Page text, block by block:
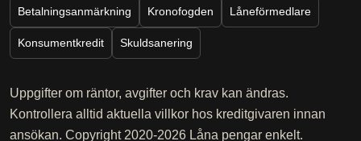
Betalningsanmärkning Kronofogden Låneförmedlare
Konsumentkredit Skuldsanering
Uppgifter om räntor, avgifter och krav kan ändras.
Kontrollera alltid aktuella villkor hos kreditgivaren innan
ansökan. Copyright 2020-2026 Låna pengar enkelt.